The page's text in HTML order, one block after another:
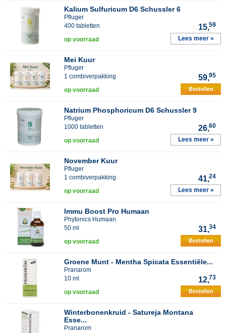
Kalium Sulfuricum D6 Schussler 6
Pfluger
400 tabletten
15,59
op voorraad Lees meer »
Mei Kuur
Pfluger
1 combiverpakking
59,95
op voorraad Bestellen
Natrium Phosphoricum D6 Schussler 9
Pfluger
1000 tabletten
26,60
op voorraad Lees meer »
November Kuur
Pfluger
1 combiverpakking
41,24
op voorraad Lees meer »
Immu Boost Pro Humaan
Phytonics Humaan
50 ml
31,34
op voorraad Bestellen
Groene Munt - Mentha Spicata Essentiële...
Pranarom
10 ml
12,73
op voorraad Bestellen
Winterbonenkruid - Satureja Montana
Esse...
Pranarom